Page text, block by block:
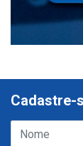
Cadastre-